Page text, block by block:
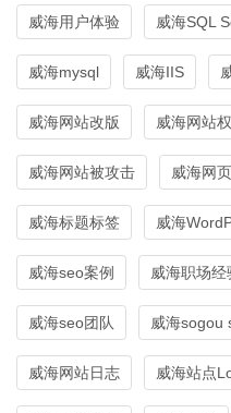
威海用户体验 威海SQL
威海mysql 威海IIS
威海网站改版 威海网站
威海网站被攻击 威海网
威海标题标签 威海
威海seo案例 威海职场经
威海seo团队 威海sogou
威海网站日志 威海站点